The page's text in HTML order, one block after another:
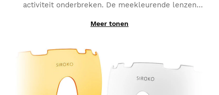
activiteit onderbreken. De meekleurende lenzen
Hardlopen.
Dankzij de productie met fotochromatische
laag, kunnen de verwisselbare K3 PhotoChromic
lenzen in seconden veranderen van de ene naar de
andere categorie (deze categorieën kunnen licht
variëren, afhankelijk van het type meekleurende lens
Meer tonen